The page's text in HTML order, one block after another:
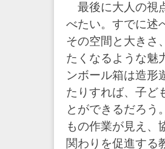
最後に大人の視
べたい。すでに述
その空間と大きさ
たくなるような魅
ンボール箱は造形
たりすれば、子ど
とができるだろう
もの作業が見え、
関わりを促進する